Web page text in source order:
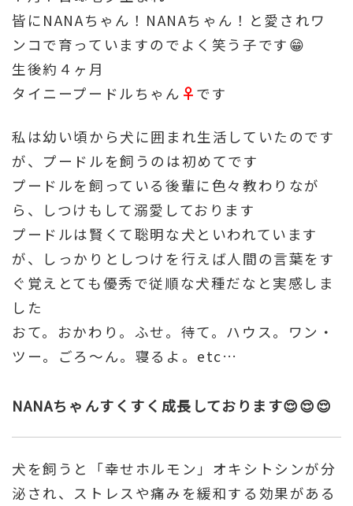
皆にNANAちゃん！NANAちゃん！と愛されワ
ンコで育っていますのでよく笑う子です😁
生後約４ヶ月
タイニープードルちゃん ♀ です
私は幼い頃から犬に囲まれ生活していたのです
が、プードルを飼うのは初めてです
プードルを飼っている後輩に色々教わりなが
ら、しつけもして溺愛しております
プードルは賢くて聡明な犬といわれています
が、しっかりとしつけを行えば人間の言葉をす
ぐ覚えとても優秀で従順な犬種だなと実感しま
した
おて。おかわり。ふせ。待て。ハウス。ワン・
ツー。ごろ～ん。寝るよ。etc…
NANAちゃんすくすく成長しております😌😌😌
犬を飼うと「幸せホルモン」オキシトシンが分
泌され、ストレスや痛みを緩和する効果がある